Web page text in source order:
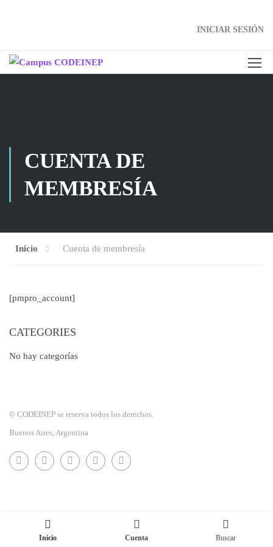
INICIAR SESIÓN
CUENTA DE
MEMBRESÍA
Inicio Cuenta de membresía
[pmpro_account]
CATEGORIES
No hay categorías
© CODEINEP se reserva todos los derechos.
Buenos Aires, Argentina
Inicio Cuenta Buscar